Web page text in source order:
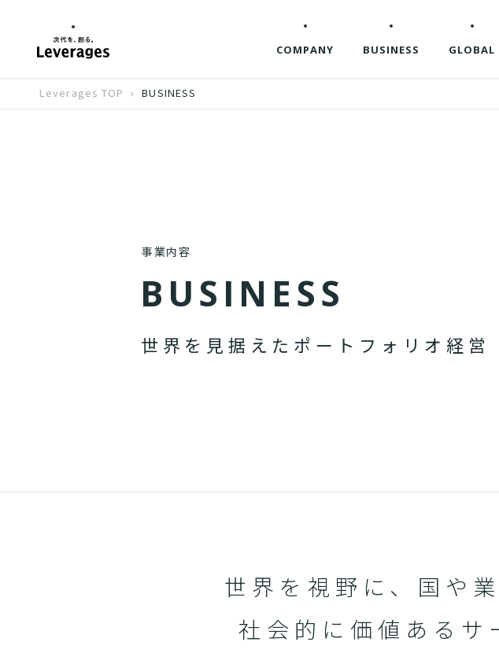
COMPANY BUSINESS GLOBAL
Leverages TOP BUSINESS
事業内容
B US I N ESS
世 界 を 見 据 え た ポ ー ト フ ォ リ オ 経 営
世界を視野に、国や
社会的に価値あるサ